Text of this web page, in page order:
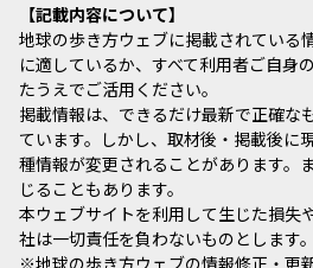
記載内容について
地球の歩き方ウェブに掲載されている
に適しているか、すべて利用者ご自身
たうえでご活用ください。
掲載情報は、できるだけ最新で正確な
ています。しかし、取材後・掲載後に
種情報が変更されることがあります。
じることもあります。
本ウェブサイトを利用して生じた損失
社は一切責任を負わないものとします。
※地球の歩き方ウェブの情報修正・更